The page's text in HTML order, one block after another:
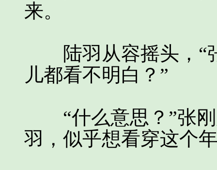
来。
陆羽从容摇头，“
儿都看不明白？”
“什么意思？”张刚
羽，似乎想看穿这个